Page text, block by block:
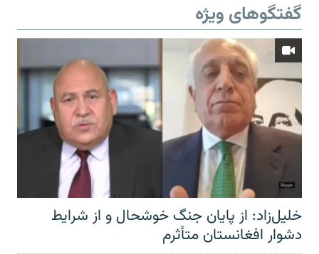
گفتگوهای ویژه
خلیل‌زاد: از پایان جنگ خوشحال و از شرایط
دشوار افغانستان متأثرم